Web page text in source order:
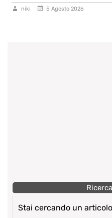
niki 5 Agosto 2026
Stai cercando un